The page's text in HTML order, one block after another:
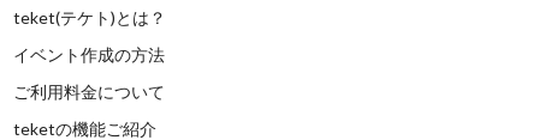
teket(テケト)とは？
イベント作成の方法
ご利用料金について
teketの機能ご紹介